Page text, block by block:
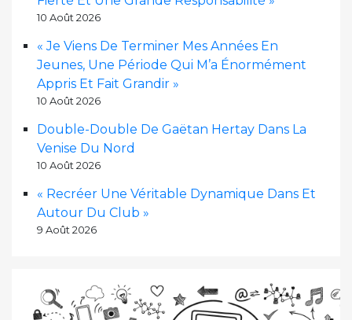
10 Août 2026
« Je Viens De Terminer Mes Années En
Jeunes, Une Période Qui M’a Énormément
Appris Et Fait Grandir »
10 Août 2026
Double-Double De Gaëtan Hertay Dans La
Venise Du Nord
10 Août 2026
« Recréer Une Véritable Dynamique Dans Et
Autour Du Club »
9 Août 2026